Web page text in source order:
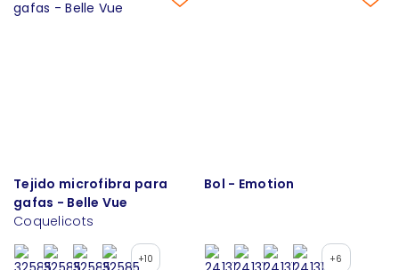
Tejido microfibra para
gafas - Belle Vue
Coquelicots
+10
Bol - Emotion
+6